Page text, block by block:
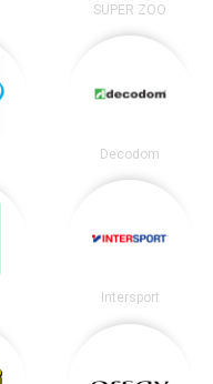
SUPER ZOO
Decodom
Intersport